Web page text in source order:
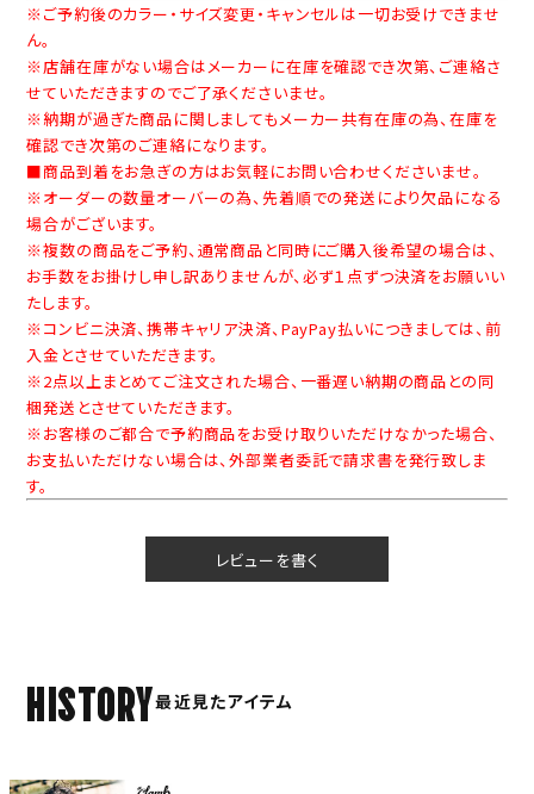
※ご予約後のカラー・サイズ変更・キャンセルは一切お受けできませ
ん。
※店舗在庫がない場合はメーカーに在庫を確認でき次第、ご連絡さ
せていただきますのでご了承くださいませ。
※納期が過ぎた商品に関しましてもメーカー共有在庫の為、在庫を
確認でき次第のご連絡になります。
■商品到着をお急ぎの方はお気軽にお問い合わせくださいませ。
※オーダーの数量オーバーの為、先着順での発送により欠品になる
場合がございます。
※複数の商品をご予約、通常商品と同時にご購入後希望の場合は、
お手数をお掛けし申し訳ありませんが、必ず１点ずつ決済をお願いい
たします。
※コンビニ決済、携帯キャリア決済、PayPay払いにつきましては、前
入金とさせていただきます。
※2点以上まとめてご注文された場合、一番遅い納期の商品との同
梱発送とさせていただきます。
※お客様のご都合で予約商品をお受け取りいただけなかった場合、
お支払いただけない場合は、外部業者委託で請求書を発行致しま
す。
レビューを書く
HISTORY最近見たアイテム